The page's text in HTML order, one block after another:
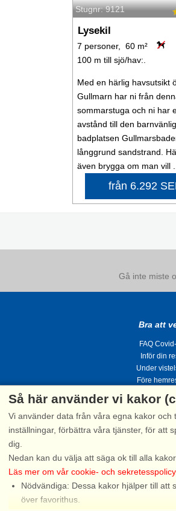
Stugnr: 9121
Lysekil
7 personer, 60 m²
100 m till sjö/hav:.
Med en härlig havsutsikt
Gullmarn har ni från
sommarstuga och ni har
avstånd till den
badplatsen
långgrund sandstrand.
även brygga om man vill ...
från 6.292
Gå inte miste
Bra att
FAQ
Inför din
Under
Före
Så här använder vi kakor
Vi använder data från våra egna kakor
inställningar, förbättra våra tjänster, för att
dig.
Nedan kan du välja att säga ok till alla
Läs mer om vår cookie- och sekretesspolicy
Nödvändiga: Dessa kakor hjälper till att
över favorithus.
Snak